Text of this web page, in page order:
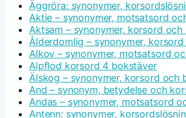
Äggröra: synonymer,
Aktie – synonymer, motsatsord
Aktsam – synonymer, korsord och
Ålderdomlig – synonymer,
Alkov – synonymer, motsatsord
Alpflod korsord 4 bokstäver
Älskog – synonymer, korsord och
And – synonym, betydelse och
Andas – synonymer, motsatsord
Antenn: synonymer,